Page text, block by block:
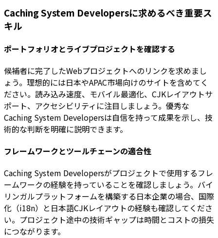
Caching System Developersに求めるべき重要ス
キル
ポートフォリオとライブプロジェクトを確認する
候補者に完了したWebプロジェクトへのリンクを求めまし
ょう。理想的には日本やAPAC市場向けのサイトを含めてく
ださい。読み込み速度、モバイル最適化、CJKレイアウトサ
ポート、アクセシビリティに注目しましょう。優秀な
Caching System Developersは自信を持って成果を示し、技
術的な判断を明確に説明できます。
フレームワークとツールチェーンの適合性
Caching System Developersがプロジェクトで使用するフレ
ームワークの経験を持っていることを確認しましょう。バイ
リンガルプラットフォームを構築する日本企業の場合、国際
化（i18n）と日本語CJKレイアウトの経験も確認してくださ
い。プロジェクト途中の技術ギャップは時間とコストの損失
につながります。